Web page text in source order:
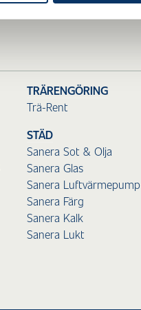
TRÄRENGÖRING
Trä-Rent
STÄD
Sanera Sot & Olja
Sanera Glas
Sanera Luftvärmepump
Sanera Färg
Sanera Kalk
Sanera Lukt